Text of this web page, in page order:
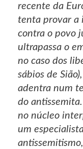
recente da
tenta provar a
contra o povo
ultrapassa o
no caso dos
sábios de
adentra num
do
no núcleo
um